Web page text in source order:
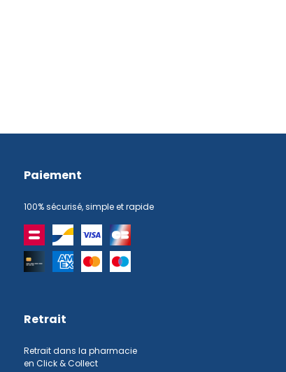
Paiement
100% sécurisé, simple et rapide
Retrait
Retrait dans la pharmacie
en Click & Collect